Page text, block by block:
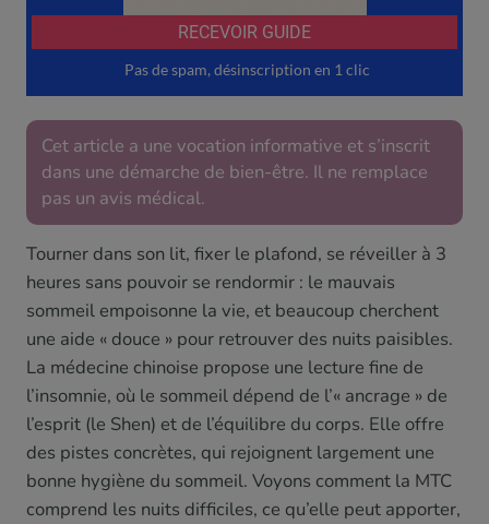
Cet article a une vocation informative et s’inscrit
dans une démarche de bien-être. Il ne remplace
pas un avis médical.
Tourner dans son lit, fixer le plafond, se réveiller à 3
heures sans pouvoir se rendormir : le mauvais
sommeil empoisonne la vie, et beaucoup cherchent
une aide « douce » pour retrouver des nuits paisibles.
La médecine chinoise propose une lecture fine de
l’insomnie, où le sommeil dépend de l’« ancrage » de
l’esprit (le Shen) et de l’équilibre du corps. Elle offre
des pistes concrètes, qui rejoignent largement une
bonne hygiène du sommeil. Voyons comment la MTC
comprend les nuits difficiles, ce qu’elle peut apporter,